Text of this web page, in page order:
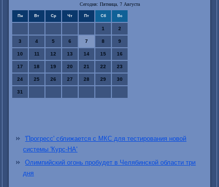
Сегодня: Пятница, 7 Августа
Пн Вт Ср Чт Пт Сб Вс
1 2
3 4 5 6 7 8 9
10 11 12 13 14 15 16
17 18 19 20 21 22 23
24 25 26 27 28 29 30
31
'Прогресс' сближается с МКС для тестирования новой
системы 'Курс-НА'
Олимпийский огонь пробудет в Челябинской области три
дня